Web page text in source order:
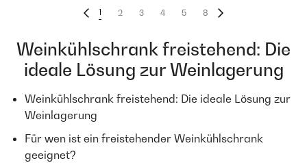
1 2 3 4 5 8
Weinkühlschrank freistehend: Die
ideale Lösung zur Weinlagerung
Weinkühlschrank freistehend: Die ideale Lösung zur
Weinlagerung
Für wen ist ein freistehender Weinkühlschrank
geeignet?